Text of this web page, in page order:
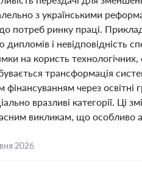
з українськими
потреб ринку праці.
дипломів і
на користь
трансформація
фінансуванням через
вразливі категорії. Ці
викликам, що особливо
2026